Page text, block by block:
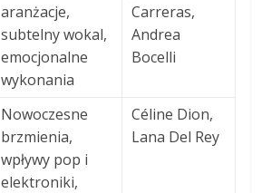
aranżacje,
subtelny wokal,
emocjonalne
wykonania
Carreras,
Andrea
Bocelli
Nowoczesne
brzmienia,
wpływy pop i
elektroniki,
Céline Dion,
Lana Del Rey